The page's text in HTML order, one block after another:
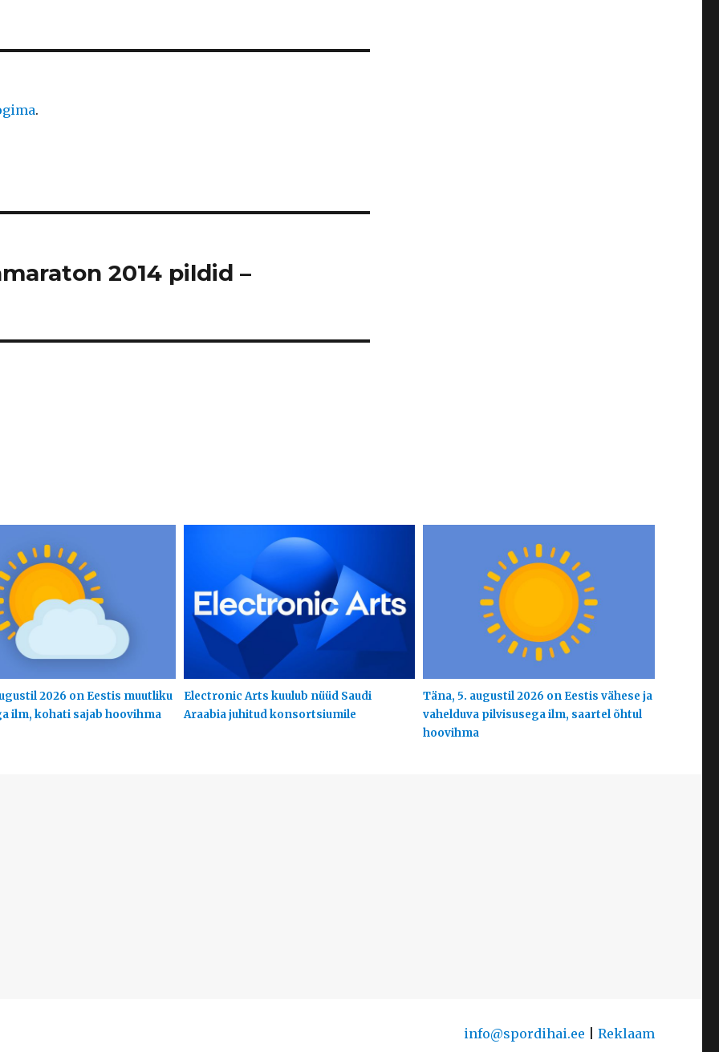
.
2014 pildid –
2026 on Eestis muutliku
ilm, kohati sajab hoovihma
Electronic Arts kuulub nüüd Saudi
Araabia juhitud konsortsiumile
Täna, 5. augustil 2026 on Eestis vähese ja
vahelduva pilvisusega ilm, saartel õhtul
hoovihma
info@spordihai.ee Reklaam